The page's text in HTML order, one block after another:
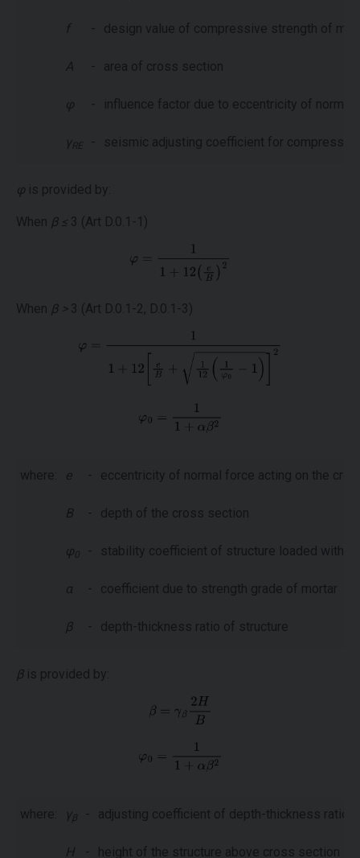
f - design value of compressive strength of
A - area of cross section
φ - influence factor due to eccentricity of
γ RE - seismic adjusting coefficient for
φ is provided by:
When β ≤ 3 (Art D.0.1-1)
When β >3 (Art D.0.1-2, D.0.1-3)
where: e - eccentricity of normal force acting on the
B - depth of the cross section
φ - stability coefficient of structure loaded with
α - coefficient due to strength grade of mortar
β - depth-thickness ratio of structure
βis provided by:
where: γ β - adjusting coefficient of depth-thickness ratio
H - height of the structure above cross section